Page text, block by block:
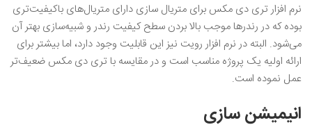
نرم‌ افزار تری دی مکس برای متریال سازی دارای متریال‌های باکیفیت‌تری
بوده که در رندرها موجب بالا بردن سطح کیفیت رندر و شبیه‌سازی بهتر آن
می‌شود. البته در نرم ‌افزار رویت نیز این قابلیت وجود دارد، اما بیشتر برای
ارائه اولیه یک پروژه مناسب است و در مقایسه با تری دی مکس ضعیف‌تر
عمل نموده است.
انیمیشن سازی